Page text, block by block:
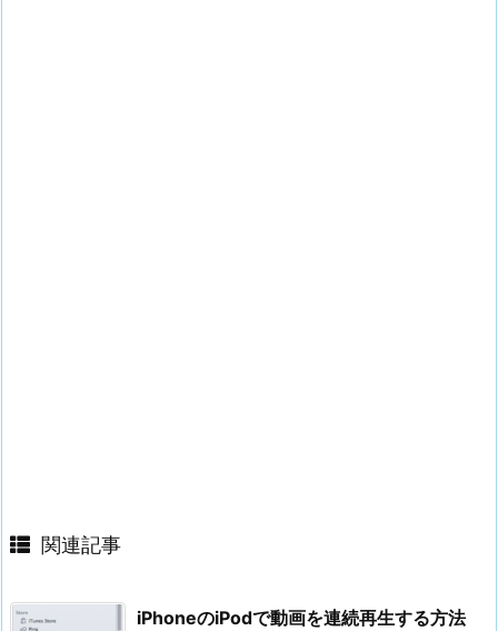
関連記事
iPhoneのiPodで動画を連続再生する方法